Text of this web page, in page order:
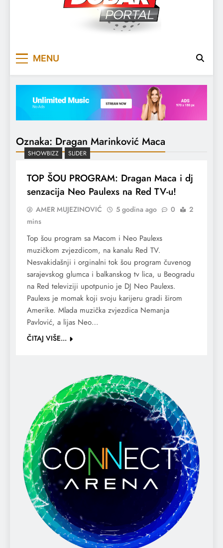
MENU
Oznaka: Dragan Marinković Maca
SHOWBIZZ SLIDER
TOP ŠOU PROGRAM: Dragan Maca i dj
senzacija Neo Paulexs na Red TV-u!
AMER MUJEZINOVIĆ 5 godina ago 0
2
mins
Top šou program sa Macom i Neo Paulexs
muzičkom zvjezdicom, na kanalu Red TV.
Nesvakidašnji i orginalni tok šou program čuvenog
sarajevskog glumca i balkanskog tv lica, u Beogradu
na Red televiziji upotpunio je DJ Neo Paulexs.
Paulexs je momak koji svoju karijeru gradi širom
Amerike. Mlada muzička zvjezdica Nemanja
Pavlović, a lijas Neo…
ČITAJ VIŠE...